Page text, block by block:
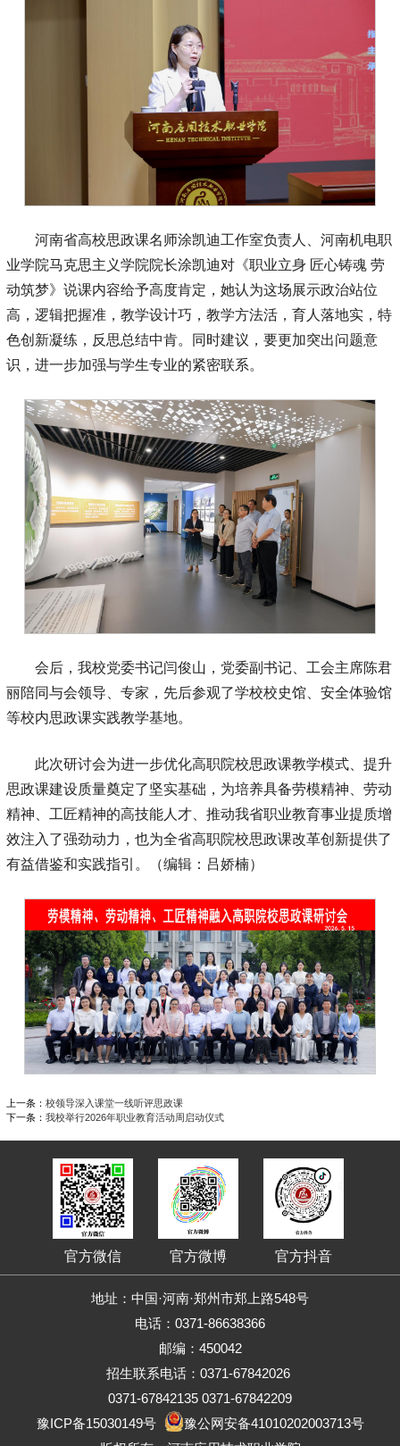
河南省高校思政课名师涂凯迪工作室负责人、河南机电职
业学院马克思主义学院院长涂凯迪对《职业立身 匠心铸魂 劳
动筑梦》说课内容给予高度肯定，她认为这场展示政治站位
高，逻辑把握准，教学设计巧，教学方法活，育人落地实，特
色创新凝练，反思总结中肯。同时建议，要更加突出问题意
识，进一步加强与学生专业的紧密联系。
会后，我校党委书记闫俊山，党委副书记、工会主席陈君
丽陪同与会领导、专家，先后参观了学校校史馆、安全体验馆
等校内思政课实践教学基地。
此次研讨会为进一步优化高职院校思政课教学模式、提升
思政课建设质量奠定了坚实基础，为培养具备劳模精神、劳动
精神、工匠精神的高技能人才、推动我省职业教育事业提质增
效注入了强劲动力，也为全省高职院校思政课改革创新提供了
有益借鉴和实践指引。（编辑：吕娇楠）
上一条： 校领导深入课堂一线听评思政课
下一条： 我校举行2026年职业教育活动周启动仪式
官方微信 官方微博 官方抖音
地址：中国·河南·郑州市郑上路548号
电话：0371-86638366
邮编：450042
招生联系电话：0371-67842026
0371-67842135 0371-67842209
豫ICP备15030149号
豫公网安备41010202003713号